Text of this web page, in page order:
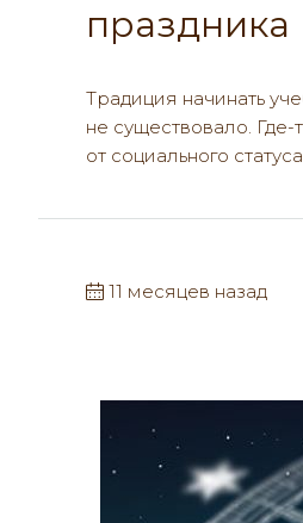
праздника
Традиция начинать
не существовало. Где-
от социального статуса
11 месяцев назад